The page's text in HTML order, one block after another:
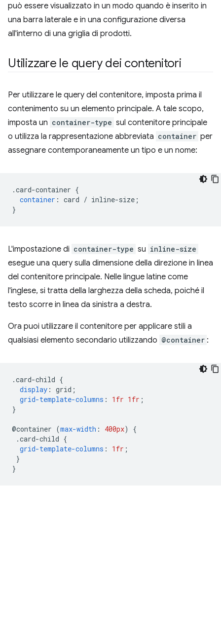
può essere visualizzato in un modo quando è inserito in
una barra laterale e in una configurazione diversa
all'interno di una griglia di prodotti.
Utilizzare le query dei contenitori
Per utilizzare le query del contenitore, imposta prima il
contenimento su un elemento principale. A tale scopo,
imposta un container-type sul contenitore principale
o utilizza la rappresentazione abbreviata container per
assegnare contemporaneamente un tipo e un nome:
.card-container {
container : card / inline-size ;
}
L'impostazione di container-type su inline-size
esegue una query sulla dimensione della direzione in linea
del contenitore principale. Nelle lingue latine come
l'inglese, si tratta della larghezza della scheda, poiché il
testo scorre in linea da sinistra a destra.
Ora puoi utilizzare il contenitore per applicare stili a
qualsiasi elemento secondario utilizzando @container :
.card-child {
display : grid ;
grid-template-columns : 1fr 1fr ;
}
@container (max-width : 400px)
{
.card-child {
grid-template-columns : 1fr ;
}
}